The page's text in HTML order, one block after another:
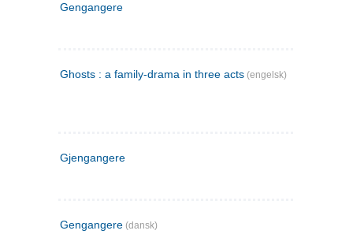
Gengangere
Ghosts : a family-drama in three acts (engelsk)
Gjengangere
Gengangere (dansk)